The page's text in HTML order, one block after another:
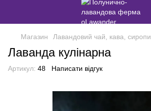
Магазин Лавандовий чай, кава, сиропи
Лаванда кулінарна
Артикул: 48 Написати відгук